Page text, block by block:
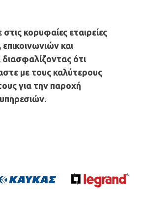
κορυφαίες εταιρείες
και
ότι
με τους καλύτερους
για την παροχή